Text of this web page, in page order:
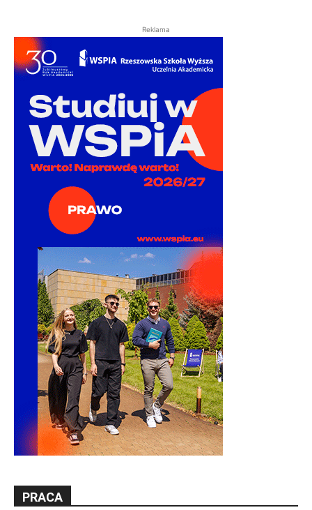
Reklama
PRACA